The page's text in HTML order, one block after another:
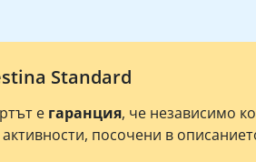
Standard
е гаранция, че независимо
посочени в